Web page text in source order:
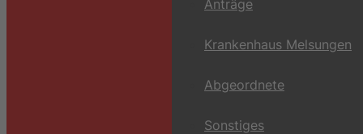
Anträge
Krankenhaus Melsungen
Abgeordnete
Sonstiges